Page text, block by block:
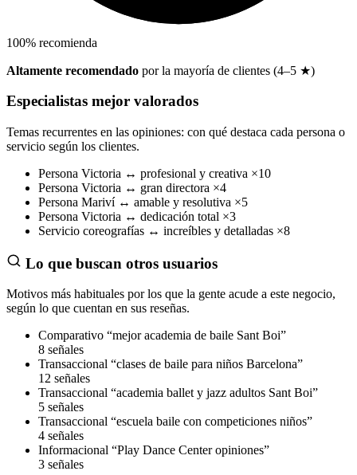
100% recomienda
Altamente recomendado por la mayoría de clientes (4–5 ★)
Especialistas mejor valorados
Temas recurrentes en las opiniones: con qué destaca cada persona o
servicio según los clientes.
Persona Victoria ↔ profesional y creativa ×10
Persona Victoria ↔ gran directora ×4
Persona Mariví ↔ amable y resolutiva ×5
Persona Victoria ↔ dedicación total ×3
Servicio coreografías ↔ increíbles y detalladas ×8
Lo que buscan otros usuarios
Motivos más habituales por los que la gente acude a este negocio,
según lo que cuentan en sus reseñas.
Comparativo “mejor academia de baile Sant Boi”
8 señales
Transaccional “clases de baile para niños Barcelona”
12 señales
Transaccional “academia ballet y jazz adultos Sant Boi”
5 señales
Transaccional “escuela baile con competiciones niños”
4 señales
Informacional “Play Dance Center opiniones”
3 señales